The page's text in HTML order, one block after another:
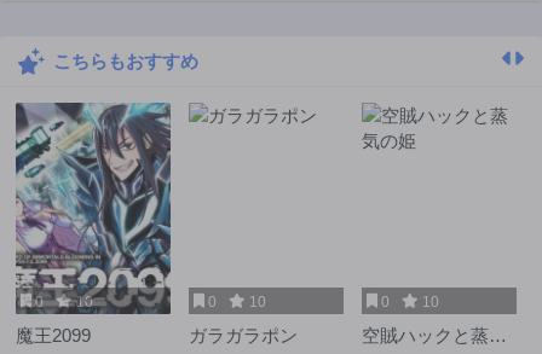
第162話
第160話
7ヶ月前
第159話
第158話
8ヶ月前
第156話
9ヶ月前
第154話
10ヶ月前
第153話
10ヶ月前
こちらもおすすめ
0 10
魔王2099
0 10
ガラガラポン
0 10
空賊ハックと蒸気